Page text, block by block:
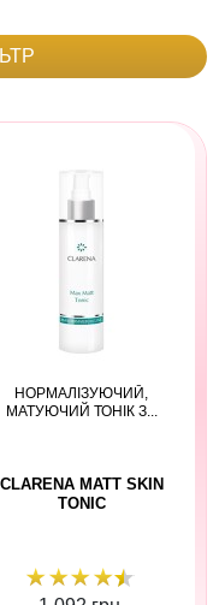
НОРМАЛІЗУЮЧИЙ,
МАТУЮЧИЙ ТОНІК З...
СLARENA MATT SKIN
TONIC